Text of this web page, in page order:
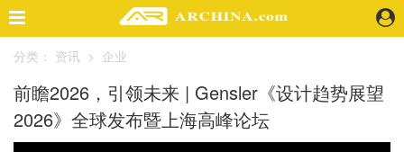
精选案例
建 筑
景 观
室 内
分类： 资讯 > 企业
前瞻2026，引领未来 | Gensler《设计趋势展望
2026》全球发布暨上海高峰论坛